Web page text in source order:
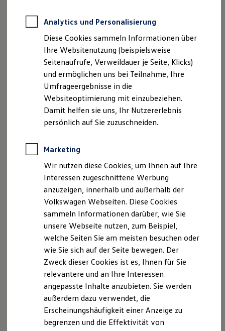
Professional Class bei Volkswagen
Behörden
Direktkunden
Sonderfahrzeuge
Anpfiff zum Gewinn
Elektromobilität
Elektroautos
ID. Tutorials
Der neue ID. Polo
Der neue ID.3 Neo
Der ID.4
Der ID.7
Der ID.7 GTX
Der ID.7 Tourer
Der ID.7 GTX Tourer
Der ID. Buzz
Der neue ID. Cross
Elektrofahrzeugkonzepte
ID. EVERY1
Reichweite der ID. Modelle
Reichweite im Winter
Rekuperation
Laden unterwegs
Laden Zuhause
Ladestationen finden
Ladezeitensimulator
Batterie
Sicherheit
Garantie und Lebensdauer
Petkumer Strasse 223
26725 Emden
Telefon: 04921 51361
Fax: 03212 5556787
E-Mail:AutohausTack@web.de
Geschäftsführer: Martha Tack
USt. ID-Nummer: DE117210724
Handelsregister: HRA 100416
Hinweis gemäß § 36
Verbraucherstreitbeilegungsgesetz (VSBG) <br /> Wir
sind zur Teilnahme an einem
Streitbeilegungsverfahren vor einer
Verbraucherschlichtungsstelle weder bereit noch dazu
verpflichtet.
Datenschutzerklärung
A. Verantwortlicher
Wir freuen uns, dass Sie unsere Webseite der
Autohaus Tack, Petkumerstr. 223, 26725 Emden,
AuothausTack@web.debesuchen. Im Folgenden
informieren wir Sie über die Verarbeitung Ihrer
Analytics und Personalisierung
Diese Cookies sammeln Informationen über
Ihre Websitenutzung (beispielsweise
Seitenaufrufe, Verweildauer je Seite, Klicks)
und ermöglichen uns bei Teilnahme, Ihre
Umfrageergebnisse in die
Websiteoptimierung mit einzubeziehen.
Damit helfen sie uns, Ihr Nutzererlebnis
persönlich auf Sie zuzuschneiden.
Marketing
Wir nutzen diese Cookies, um Ihnen auf Ihre
Interessen zugeschnittene Werbung
anzuzeigen, innerhalb und außerhalb der
Volkswagen Webseiten. Diese Cookies
sammeln Informationen darüber, wie Sie
unsere Webseite nutzen, zum Beispiel,
welche Seiten Sie am meisten besuchen oder
wie Sie sich auf der Seite bewegen. Der
Zweck dieser Cookies ist es, Ihnen für Sie
relevantere und an Ihre Interessen
angepasste Inhalte anzubieten. Sie werden
außerdem dazu verwendet, die
Erscheinungshäufigkeit einer Anzeige zu
begrenzen und die Effektivität von